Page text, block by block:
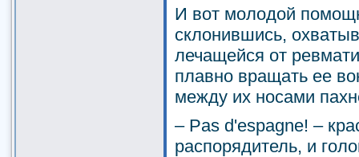
И вот молодой
склонившись,
лечащейся от
плавно вращать ее
между их носами
– Pas d'espagne! –
распорядитель, и